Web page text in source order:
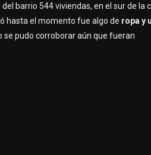
barrio 544 viviendas, en el sur de la
hasta el momento fue algo de ropa y
se pudo corroborar aún que fueran